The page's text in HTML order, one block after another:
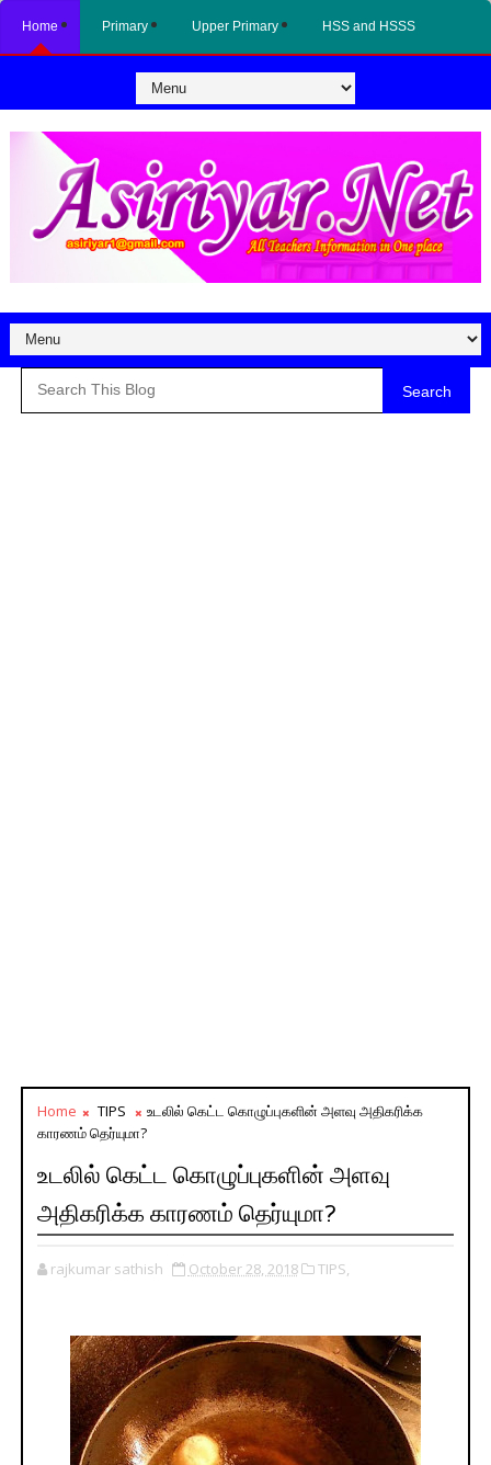
Home Primary Upper Primary HSS and HSSS
Search
Home TIPS
உடலில் கெட்ட கொழுப்புகளின் அளவு அதிகரிக்க
காரணம் தெர்யுமா?
உடலில் கெட்ட கொழுப்புகளின் அளவு
அதிகரிக்க காரணம் தெர்யுமா?
rajkumar sathish October 28, 2018 TIPS,